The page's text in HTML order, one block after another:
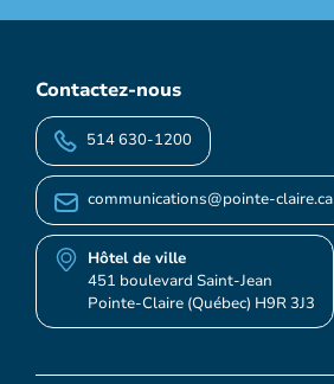
Contactez-nous
514 630-1200
communications@pointe-claire.ca
Hôtel de ville
451 boulevard Saint-Jean
Pointe-Claire (Québec) H9R 3J3